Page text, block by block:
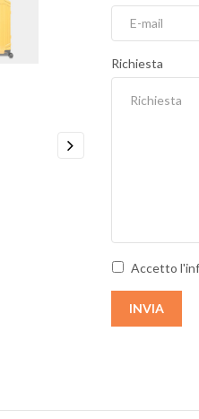
Richiesta
Accetto
INVIA